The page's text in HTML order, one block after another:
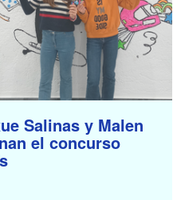
Salinas y Malen
el concurso